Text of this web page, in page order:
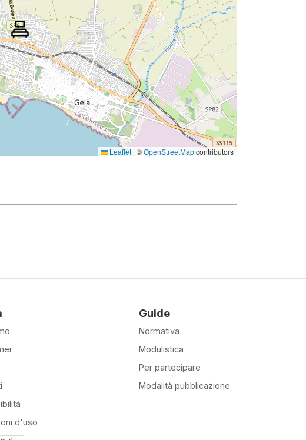
Leaflet | ©OpenStreetMapcontributors
d'uso
Guide
Normativa
Modulistica
Per partecipare
Modalità pubblicazione